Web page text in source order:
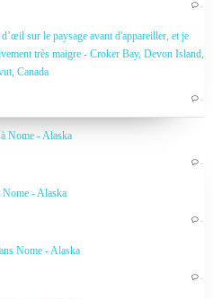
…
sur le paysage avant d'appareiller, et je
très maigre - Croker Bay, Devon Island,
Canada
…
Nome - Alaska
…
- Alaska
…
Nome - Alaska
…